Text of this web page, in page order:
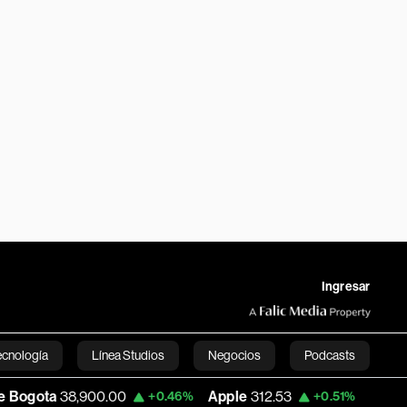
Ingresar
Línea Studios Negocios Podcasts
English +0.46% Apple 312.53 +0.51% USD COP